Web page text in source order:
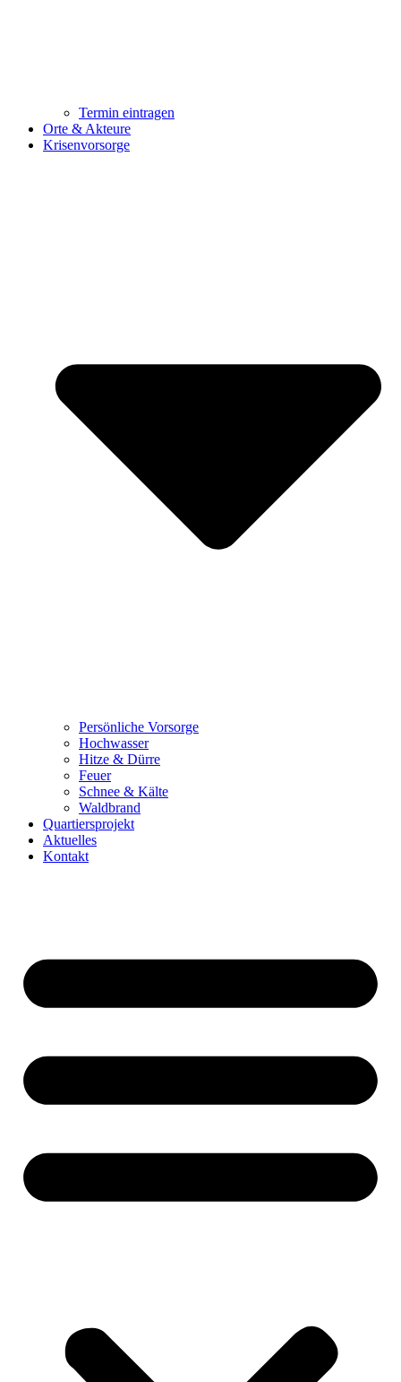
Termin eintragen
Orte & Akteure
Krisenvorsorge
Persönliche Vorsorge
Hochwasser
Hitze & Dürre
Feuer
Schnee & Kälte
Waldbrand
Quartiersprojekt
Aktuelles
Kontakt